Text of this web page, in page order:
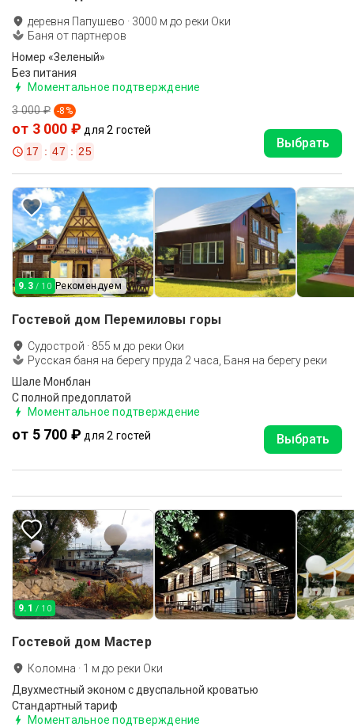
деревня Папушево · 3000 м до реки Оки
Баня от партнеров
Номер «Зеленый»
Без питания
Моментальное подтверждение
3 000 ₽ -8 %
от 3 000 ₽ для 2 гостей
17 : 47 : 24
Выбрать
9.3 / 10 Рекомендуем
Гостевой дом Перемиловы горы
Судострой · 855 м до реки Оки
Русская баня на берегу пруда 2 часа, Баня на берегу реки
Шале Монблан
С полной предоплатой
Моментальное подтверждение
от 5 700 ₽ для 2 гостей Выбрать
9.1 / 10
Гостевой дом Мастер
Коломна · 1 м до реки Оки
Двухместный эконом с двуспальной кроватью
Стандартный тариф
Моментальное подтверждение